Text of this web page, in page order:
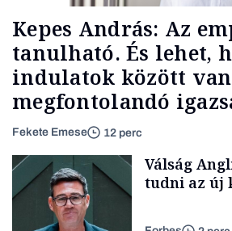
Kepes András: Az
tanulható. És lehet,
indulatok között
megfontolandó
Fekete Emese 12 perc
Válság
tudni az új